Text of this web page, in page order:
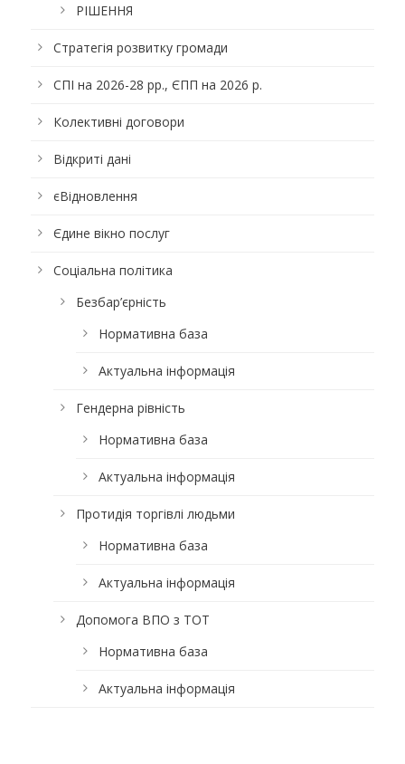
РІШЕННЯ
Стратегія розвитку громади
СПІ на 2026-28 рр., ЄПП на 2026 р.
Колективні договори
Відкриті дані
єВідновлення
Єдине вікно послуг
Соціальна політика
Безбар’єрність
Нормативна база
Актуальна інформація
Гендерна рівність
Нормативна база
Актуальна інформація
Протидія торгівлі людьми
Нормативна база
Актуальна інформація
Допомога ВПО з ТОТ
Нормативна база
Актуальна інформація